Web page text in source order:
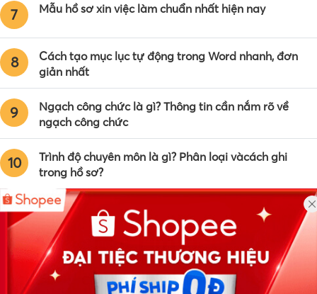
7 Mẫu hồ sơ xin việc làm chuẩn nhất hiện nay
8
Cách tạo mục lục tự động trong Word nhanh, đơn
giản nhất
9
Ngạch công chức là gì? Thông tin cần nắm rõ về
ngạch công chức
10
Trình độ chuyên môn là gì? Phân loại vàcách ghi
trong hồ sơ?
Công ty TNHH Eyeplus Online